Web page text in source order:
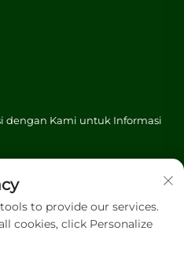
dengan Kami untuk Informasi
to provide our services.
cookies, click Personalize